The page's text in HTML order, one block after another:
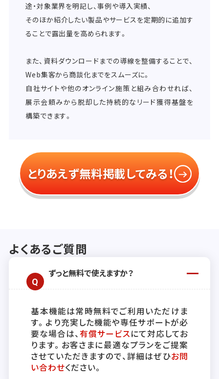
途・対象業界を明記し、事例や導入実績、
そのほか紹介したい製品やサービスを定期的に追加す
ることで露出量を高められます。
また、資料ダウンロードまでの導線を整備することで、
Web集客から商談化までをスムーズに。
自社サイトや他のオンライン施策と組み合わせれば、
展示会頼みから脱却した持続的なリード獲得基盤を
構築できます。
とりあえず無料掲載してみる！
よくあるご質問
ずっと無料で使えますか？
基本機能は常時無料でご利用いただけま
す。より充実した機能や専任サポートが必
要な場合は、有償サービスにて対応してお
ります。お客さまに最適なプランをご提案
させていただきますので、詳細はぜひお問
い合わせください。